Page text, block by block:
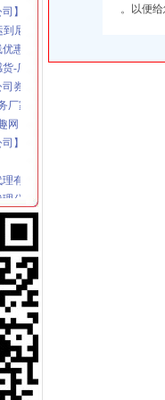
到尼泊尔EMS可接液体末,厂家推
惠-常州58同城
-厂家|供应商-采购国际货物运输出
券募集説明书
家/公司-阿里巴巴公司黄页
网
】网点,地址,电话,营业时间-大
有限公司有[公司已核实]-搜狐
公司名录、郑州报关代理供应商
厂家/公司-阿里巴巴公司黄页
公司黄页装货货代企业查询-
（全球品牌网）
天地”-房产新闻-重庆搜狐焦点网
安天地”-房产新闻-重庆搜狐焦点网
招标报关代理公司
发展战略研究-收费硕士博士论文
门国际包税出口服务（图）-供应
单的通知-法规库-110网
服装服饰,箱包设计及销售；品
|如何操作_云同盟
。以便